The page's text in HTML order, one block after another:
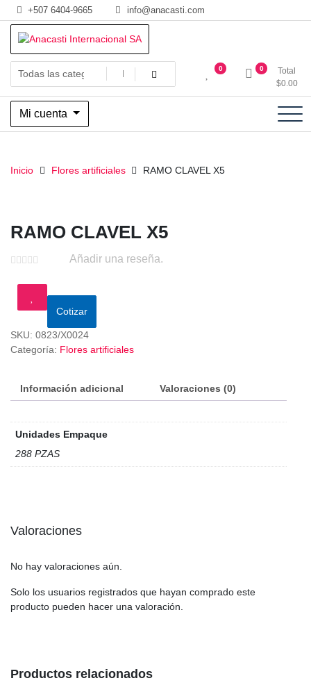
Saltar
al
contenido
+507 6404-9665 info@anacasti.com
Anacasti Internacional SA
Ventas de productos al por mayor de flores y plantas. juguetes,
navidad, religioso y adornos
0 0
Total
$0.00
Mi cuenta
Inicio Flores artificiales RAMO CLAVEL X5
RAMO CLAVEL X5
Añadir una reseña.
Cotizar
SKU: 0823/X0024
Categoría: Flores artificiales
Información adicional Valoraciones (0)
Unidades Empaque
288 PZAS
Valoraciones
No hay valoraciones aún.
Solo los usuarios registrados que hayan comprado este
producto pueden hacer una valoración.
Productos relacionados